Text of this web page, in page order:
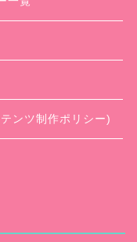
ンツ制作ポリシー)